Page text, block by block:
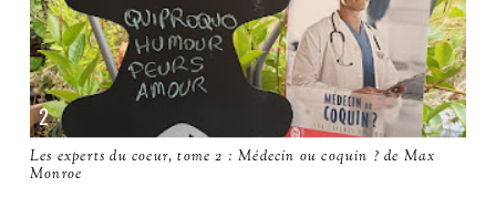
Les experts du coeur, tome 2 : Médecin ou coquin ? de Max
Monroe